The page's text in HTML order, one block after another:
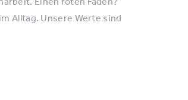
Alltag. Unsere Werte sind